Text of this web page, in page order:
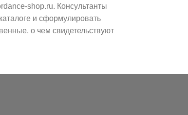
shop.ru. Консультанты
и сформулировать
о чем свидетельствуют